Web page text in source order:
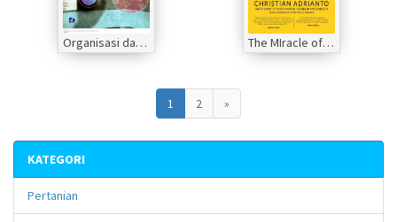
Organisasi dan Motivasi dasar peningkatan produktivitas The MIracle of Ha Ha Ha Ppiness
1 2 »
KATEGORI
Pertanian